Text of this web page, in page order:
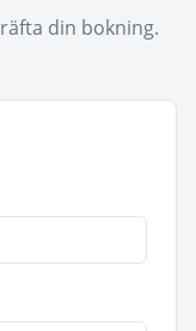
din bokning.